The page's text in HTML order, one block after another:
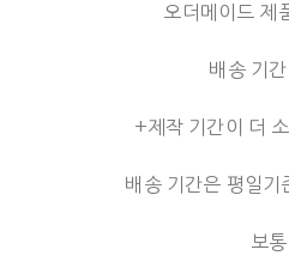
오더메이드 제
배송 기간
+제작 기간이 더
배송 기간은 평일
보통